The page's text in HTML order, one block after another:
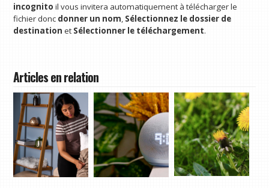
incognito il vous invitera automatiquement à télécharger le
fichier donc donner un nom, Sélectionnez le dossier de
destination et Sélectionner le téléchargement.
Articles en relation